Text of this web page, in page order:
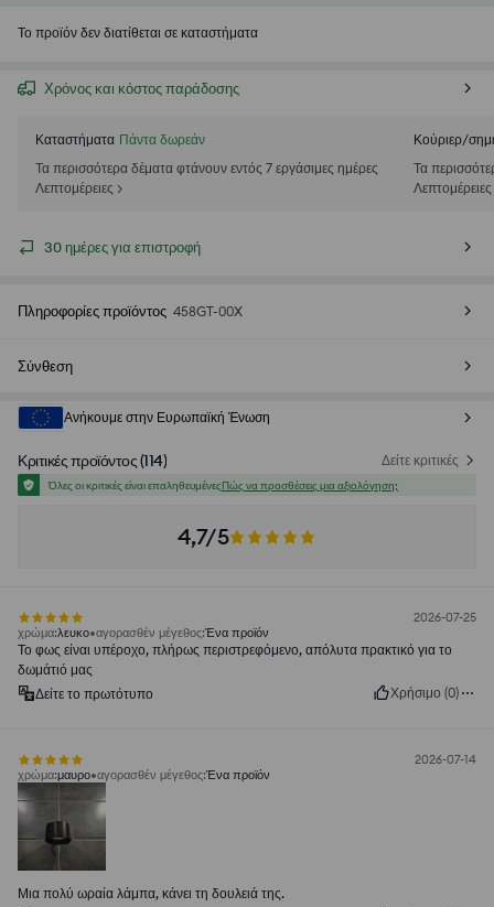
Το προϊόν δεν διατίθεται σε καταστήματα
Χρόνος και κόστος παράδοσης
Καταστήματα Πάντα δωρεάν
Τα περισσότερα δέματα φτάνουν εντός 7 εργάσιμες ημέρες
Λεπτομέρειες >
Κούριερ/
Τα
Λεπτομέρειες
30 ημέρες για επιστροφή
Πληροφορίες προϊόντος 458GT-00X
Σύνθεση
Ανήκουμε στην Ευρωπαϊκή Ένωση
Κριτικές προϊόντος(114) Δείτε κριτικές
Όλες οι κριτικές είναι επαληθευμένεςΠώς να προσθέσεις μια αξιολόγηση;
4,7/5
2026-07-25
χρώμα:λευκο αγορασθέν μέγεθος:Ένα προϊόν
Το φως είναι υπέροχο, πλήρως περιστρεφόμενο, απόλυτα πρακτικό για το
δωμάτιό μας
Δείτε το πρωτότυπο
Χρήσιμο (0)
2026-07-14
χρώμα:μαυρο αγορασθέν μέγεθος:Ένα προϊόν
Μια πολύ ωραία λάμπα, κάνει τη δουλειά της.